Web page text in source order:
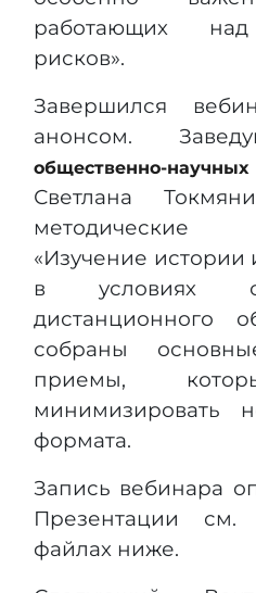
работающих
рисков».
Завершился
анонсом.
общественно-
Светлана
методические
«Изучение истории
в условиях
дистанционного
собраны
приемы,
минимизировать
формата.
Запись вебинара
Презентации
файлах ниже.